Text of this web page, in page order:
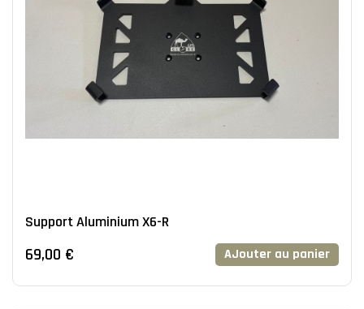
Support Aluminium X6-R
69,00 € AJouter au panier